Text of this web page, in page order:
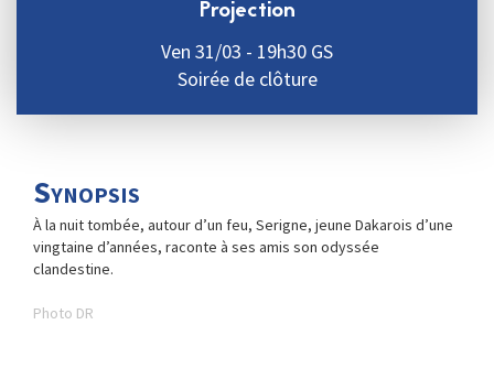
Projection
Ven 31/03 - 19h30 GS
Soirée de clôture
Synopsis
À la nuit tombée, autour d’un feu, Serigne, jeune Dakarois d’une
vingtaine d’années, raconte à ses amis son odyssée
clandestine.
Photo DR